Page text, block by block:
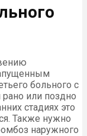
больного с
или поздно
стадиях это
Также нужно
наружного